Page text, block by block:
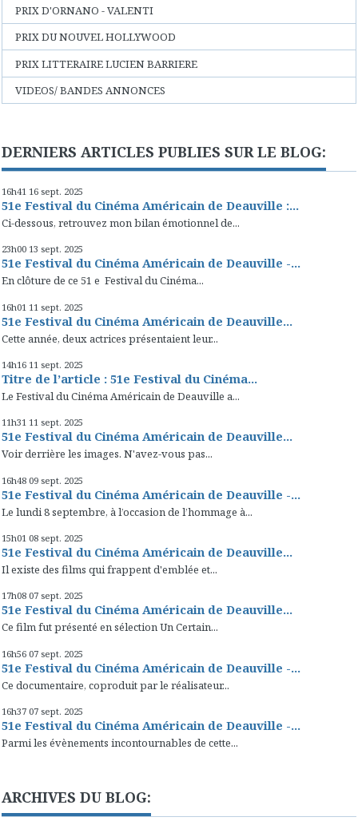
PRIX D'ORNANO - VALENTI
PRIX DU NOUVEL HOLLYWOOD
PRIX LITTERAIRE LUCIEN BARRIERE
VIDEOS/ BANDES ANNONCES
DERNIERS ARTICLES PUBLIES SUR LE BLOG:
16h41 16 sept. 2025
51e Festival du Cinéma Américain de Deauville :...
Ci-dessous, retrouvez mon bilan émotionnel de...
23h00 13 sept. 2025
51e Festival du Cinéma Américain de Deauville -...
En clôture de ce 51 e Festival du Cinéma...
16h01 11 sept. 2025
51e Festival du Cinéma Américain de Deauville...
Cette année, deux actrices présentaient leur...
14h16 11 sept. 2025
Titre de l’article : 51e Festival du Cinéma...
Le Festival du Cinéma Américain de Deauville a...
11h31 11 sept. 2025
51e Festival du Cinéma Américain de Deauville...
Voir derrière les images. N'avez-vous pas...
16h48 09 sept. 2025
51e Festival du Cinéma Américain de Deauville -...
Le lundi 8 septembre, à l’occasion de l’hommage à...
15h01 08 sept. 2025
51e Festival du Cinéma Américain de Deauville...
Il existe des films qui frappent d'emblée et...
17h08 07 sept. 2025
51e Festival du Cinéma Américain de Deauville...
Ce film fut présenté en sélection Un Certain...
16h56 07 sept. 2025
51e Festival du Cinéma Américain de Deauville -...
Ce documentaire, coproduit par le réalisateur...
16h37 07 sept. 2025
51e Festival du Cinéma Américain de Deauville -...
Parmi les évènements incontournables de cette...
ARCHIVES DU BLOG: